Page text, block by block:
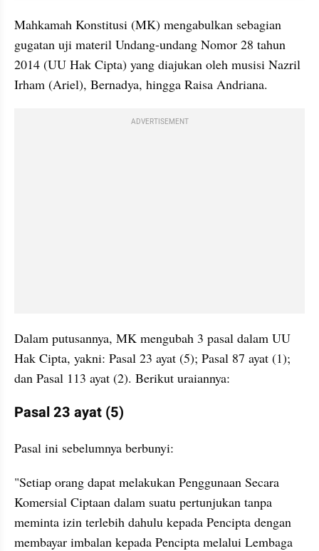
Mahkamah Konstitusi (MK) mengabulkan sebagian
gugatan uji materil Undang-undang Nomor 28 tahun
2014 (UU Hak Cipta) yang diajukan oleh musisi Nazril
Irham (Ariel), Bernadya, hingga Raisa Andriana.
ADVERTISEMENT
Dalam putusannya, MK mengubah 3 pasal dalam UU
Hak Cipta, yakni: Pasal 23 ayat (5); Pasal 87 ayat (1);
dan Pasal 113 ayat (2). Berikut uraiannya:
Pasal 23 ayat (5)
Pasal ini sebelumnya berbunyi:
"Setiap orang dapat melakukan Penggunaan Secara
Komersial Ciptaan dalam suatu pertunjukan tanpa
meminta izin terlebih dahulu kepada Pencipta dengan
membayar imbalan kepada Pencipta melalui Lembaga